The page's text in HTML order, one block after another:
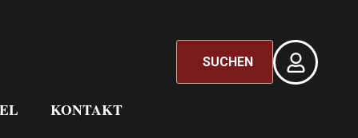
SUCHEN
KONTAKT